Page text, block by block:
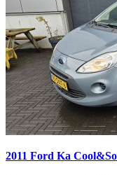
2011 Ford Ka